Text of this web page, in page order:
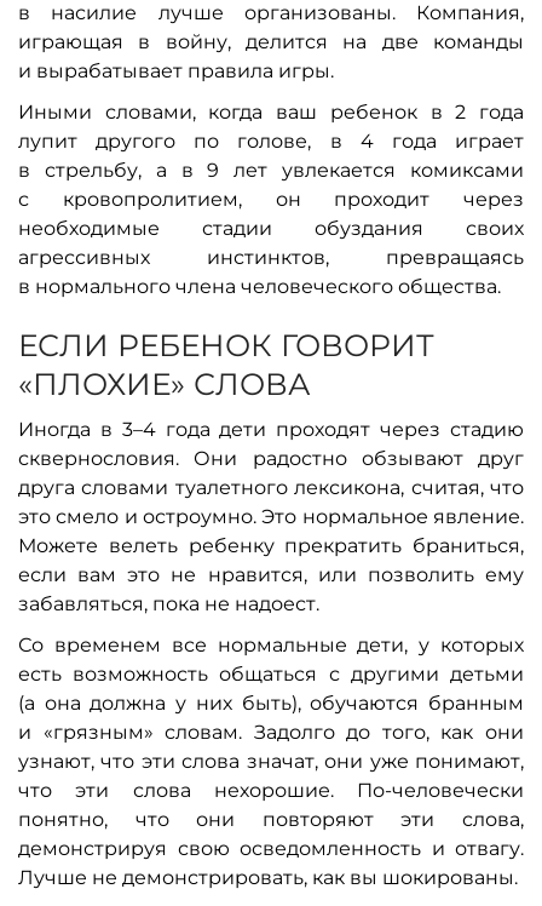
в насилие лучше организованы. Компания,
играющая в войну, делится на две команды
и вырабатывает правила игры.
Иными словами, когда ваш ребенок в 2 года
лупит другого по голове, в 4 года играет
в стрельбу, а в 9 лет увлекается комиксами
с кровопролитием, он проходит через
необходимые стадии обуздания своих
агрессивных инстинктов, превращаясь
в нормального члена человеческого общества.
ЕСЛИ РЕБЕНОК ГОВОРИТ
«ПЛОХИЕ» СЛОВА
Иногда в 3–4 года дети проходят через стадию
сквернословия. Они радостно обзывают друг
друга словами туалетного лексикона, считая, что
это смело и остроумно. Это нормальное явление.
Можете велеть ребенку прекратить браниться,
если вам это не нравится, или позволить ему
забавляться, пока не надоест.
Со временем все нормальные дети, у которых
есть возможность общаться с другими детьми
(а она должна у них быть), обучаются бранным
и «грязным» словам. Задолго до того, как они
узнают, что эти слова значат, они уже понимают,
что эти слова нехорошие. По-человечески
понятно, что они повторяют эти слова,
демонстрируя свою осведомленность и отвагу.
Лучше не демонстрировать, как вы шокированы.